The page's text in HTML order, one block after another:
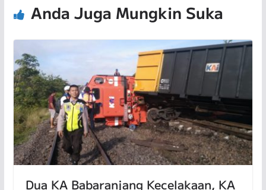
Anda Juga Mungkin Suka
Dua KA Babaranjang Kecelakaan, KA